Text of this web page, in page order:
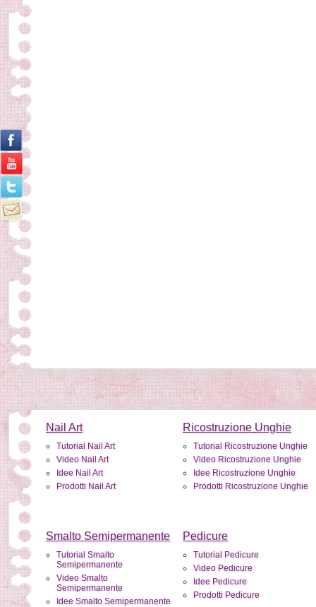
Nail Art
Tutorial Nail Art
Video Nail Art
Idee Nail Art
Prodotti Nail Art
Ricostruzione Unghie
Tutorial Ricostruzione Unghie
Video Ricostruzione Unghie
Idee Ricostruzione Unghie
Prodotti Ricostruzione Unghie
Smalto Semipermanente
Tutorial Smalto
Semipermanente
Video Smalto
Semipermanente
Idee Smalto Semipermanente
Pedicure
Tutorial Pedicure
Video Pedicure
Idee Pedicure
Prodotti Pedicure